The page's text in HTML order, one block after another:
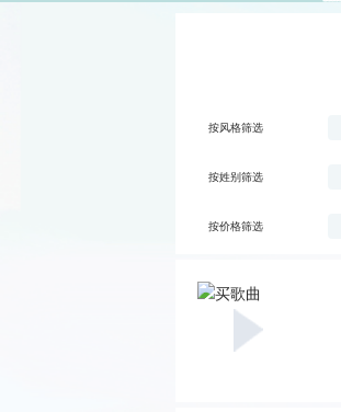
按风格筛选
按姓别筛选
按价格筛选